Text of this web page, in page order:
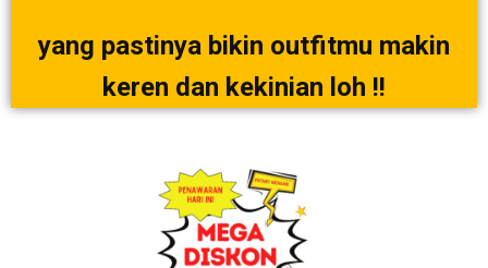
yang pastinya bikin outfitmu makin
keren dan kekinian loh !!